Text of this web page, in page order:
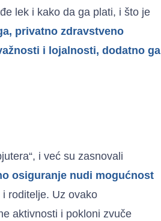
lek i kako da ga plati, i što je
privatno zdravstveno
i lojalnosti, dodatno ga
i već su zasnovali
osiguranje nudi mogućnost
i roditelje. Uz ovako
aktivnosti i pokloni zvuče